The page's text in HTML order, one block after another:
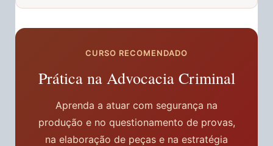
CURSO RECOMENDADO
Prática na Advocacia Criminal
Aprenda a atuar com segurança na
produção e no questionamento de provas,
na elaboração de peças e na estratégia